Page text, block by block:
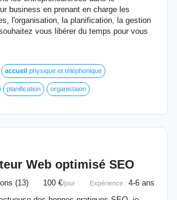
business en prenant en charge les
l'organisation, la planification, la gestion
vous libérer du temps pour vous
accueil physique et téléphonique
planification organistaion
Web optimisé SEO
(13) 100 €/jour Expérience : 4-6 ans